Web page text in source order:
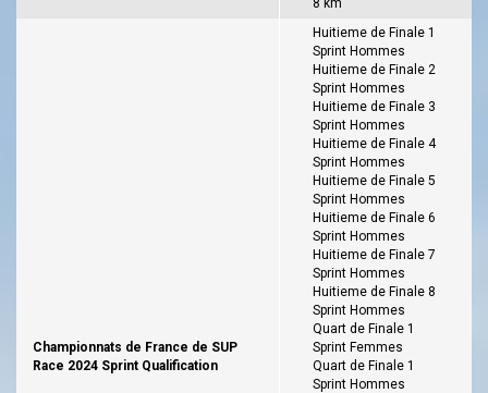
8 km
Championnats de France de SUP
Race 2024 Sprint Qualification
Huitieme de Finale 1
Sprint Hommes
Huitieme de Finale 2
Sprint Hommes
Huitieme de Finale 3
Sprint Hommes
Huitieme de Finale 4
Sprint Hommes
Huitieme de Finale 5
Sprint Hommes
Huitieme de Finale 6
Sprint Hommes
Huitieme de Finale 7
Sprint Hommes
Huitieme de Finale 8
Sprint Hommes
Quart de Finale 1
Sprint Femmes
Quart de Finale 1
Sprint Hommes